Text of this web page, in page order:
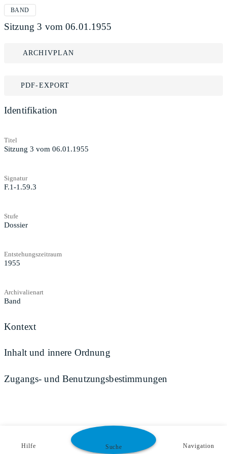
BAND
Sitzung 3 vom 06.01.1955
ARCHIVPLAN
PDF-EXPORT
Identifikation
Titel
Sitzung 3 vom 06.01.1955
Signatur
F.1-1.59.3
Stufe
Dossier
Entstehungszeitraum
1955
Archivalienart
Band
Kontext
Inhalt und innere Ordnung
Zugangs- und Benutzungsbestimmungen
Hilfe Suche Navigation